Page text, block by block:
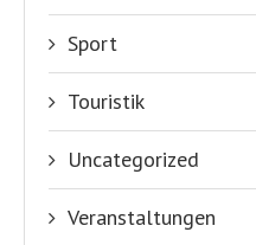
Sport
Touristik
Uncategorized
Veranstaltungen